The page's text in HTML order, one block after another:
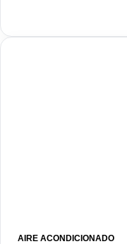
AIRE ACONDICIONADO